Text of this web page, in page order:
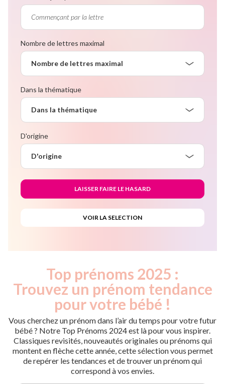
Nombre de lettres maximal
Nombre de lettres maximal
Dans la thématique
Dans la thématique
D'origine
D'origine
Top prénoms 2025 :
Trouvez un prénom tendance
pour votre bébé !
Vous cherchez un prénom dans l’air du temps pour votre futur
bébé ? Notre Top Prénoms 2024 est là pour vous inspirer.
Classiques revisités, nouveautés originales ou prénoms qui
montent en flèche cette année, cette sélection vous permet
de repérer les tendances et de trouver un prénom qui
correspond à vos envies.